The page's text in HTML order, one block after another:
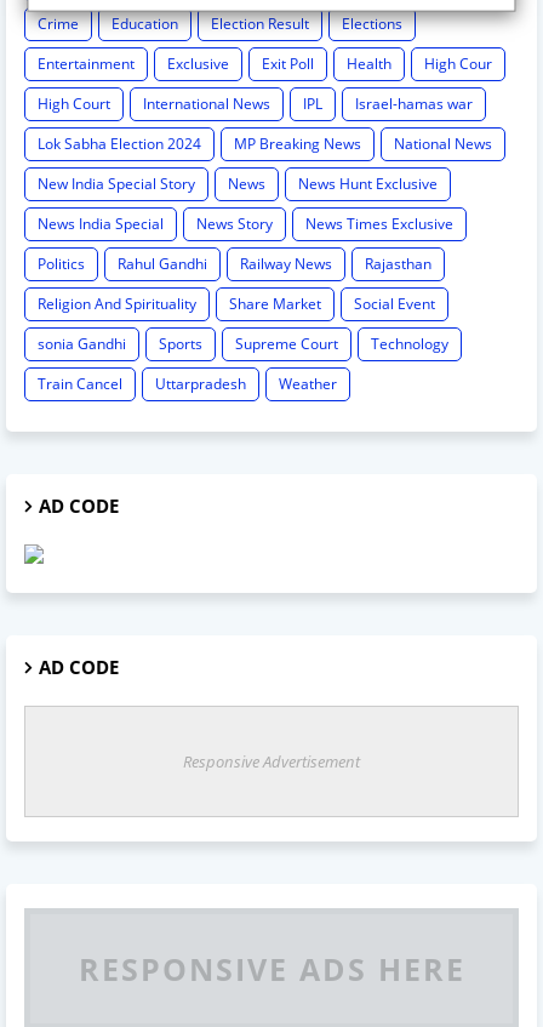
Crime
Education Election Result
Elections
Entertainment
Exclusive Exit Poll Health
High Cour
High Court
International News IPL
Israel-hamas war
Lok Sabha Election 2024
MP Breaking News
National News
New India Special Story
News
News Hunt Exclusive
News India Special
News Story
News Times Exclusive
Politics
Rahul Gandhi Railway News
Rajasthan
Religion And Spirituality
Share Market
Social Event
sonia Gandhi
Sports Supreme Court
Technology
Train Cancel
Uttarpradesh Weather
AD CODE
AD CODE
Responsive Advertisement
RESPONSIVE ADS HERE